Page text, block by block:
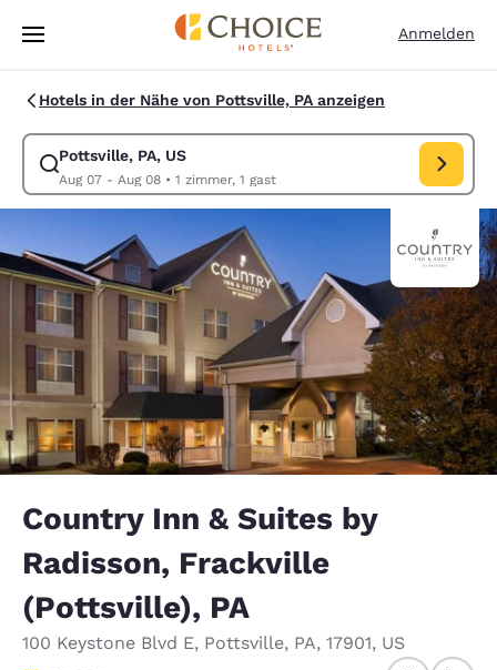
Weiter Zu Hauptinhalt
Anmelden
Hotels in der Nähe von Pottsville, PA anzeigen
Pottsville, PA, US
Aug 07 - Aug 08• 1 zimmer, 1 gast
Suche für Pottsville, PA, US ändern. Check-in-Datum Aug 07, Check-
Country Inn & Suites by
Radisson, Frackville
(Pottsville), PA
100 Keystone Blvd E, Pottsville, PA, 17901, US